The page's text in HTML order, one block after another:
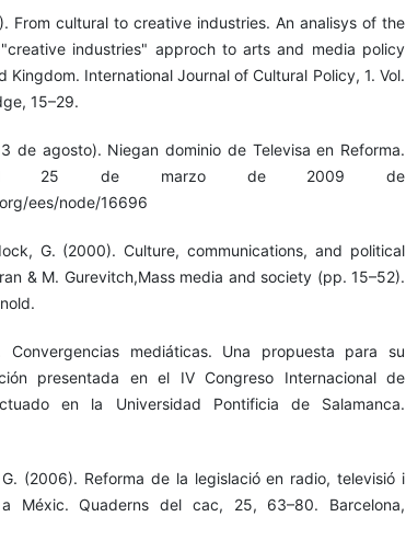
From cultural to creative industries. An analisys of the
industries" approch to arts and media policy
Kingdom. International Journal of Cultural Policy, 1. Vol.
15–29.
de agosto). Niegan dominio de Televisa en Reforma.
el 25 de marzo de 2009 de
ees/node/16696
G. (2000). Culture, communications, and political
& M. Gurevitch,Mass media and society (pp. 15–52).
Convergencias mediáticas. Una propuesta para su
presentada en el IV Congreso Internacional de
en la Universidad Pontificia de Salamanca.
(2006). Reforma de la legislació en radio, televisió i
a Méxic. Quaderns del cac, 25, 63–80. Barcelona,